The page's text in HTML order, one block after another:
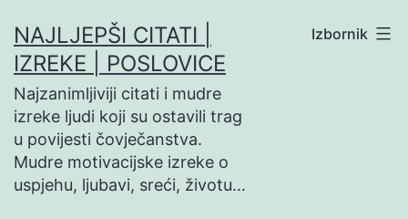
na
sadržaj
NAJLJEPŠI CITATI |
IZREKE | POSLOVICE
Najzanimljiviji citati i mudre
izreke ljudi koji su ostavili trag
u povijesti čovječanstva.
Mudre motivacijske izreke o
uspjehu, ljubavi, sreći, životu…
Izbornik